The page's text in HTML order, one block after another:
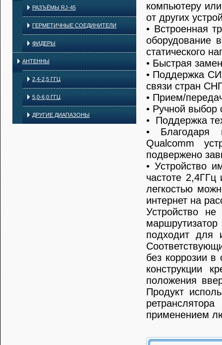
РАЗЪЁМЫ RJ-45
ГЕРМЕТИЧНЫЕ СОЕДИНИТЕЛИ
ФИДЕРЫ
АНТЕННЫ
2,4-2,5 ГГЦ
5,0-6,0 ГГЦ
ДРУГИЕ ДИАПАЗОНЫ
компьютеру
от других
• Встроенная
оборудование
статического
• Быстрая
• Поддержка
связи стран
• Прием/
• Ручной выбор
• Поддержка
• Благодаря
Qualcomm
подвержено
• Устройство
частоте
легкостью
интернет на
Устройство не
подходит для
без коррозии в
конструкции
положения
Продукт
применением